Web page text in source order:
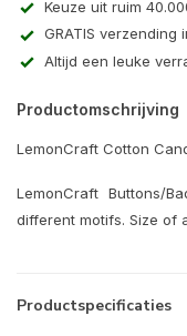
Keuze uit ruim
GRATIS verzending
Altijd een leuke
Productomschrijving
LemonCraft Cotton
LemonCraft Buttons/
different motifs. Size of
Productspecificaties